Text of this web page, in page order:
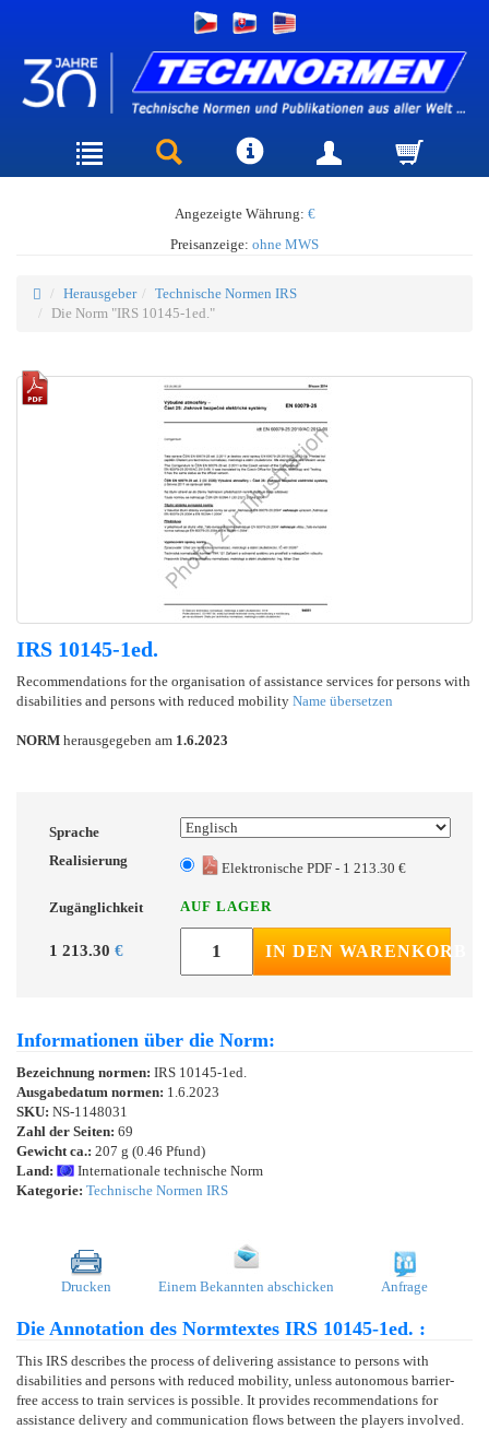
Angezeigte Währung: €
Preisanzeige: ohne MWS
Herausgeber
Technische Normen IRS
Die Norm "IRS 10145-1ed."
IRS 10145-1ed.
Recommendations for the organisation of assistance services for persons with
disabilities and persons with reduced mobility Name übersetzen
NORM herausgegeben am 1.6.2023
Sprache
Realisierung
Elektronische PDF - 1 213.30 €
Zugänglichkeit AUF LAGER
1 213.30 € IN DEN WARENKORB
Informationen über die Norm:
Bezeichnung normen: IRS 10145-1ed.
Ausgabedatum normen: 1.6.2023
SKU: NS-1148031
Zahl der Seiten: 69
Gewicht ca.: 207 g (0.46 Pfund)
Land:
Internationale technische Norm
Kategorie: Technische Normen IRS
Drucken Einem Bekannten abschicken Anfrage
Die Annotation des Normtextes IRS 10145-1ed. :
This IRS describes the process of delivering assistance to persons with
disabilities and persons with reduced mobility, unless autonomous barrier-
free access to train services is possible. It provides recommendations for
assistance delivery and communication flows between the players involved.